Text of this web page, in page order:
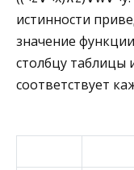
истинности
значение
столбцу таблицы
соответствует